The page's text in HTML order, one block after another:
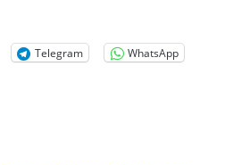
Telegram WhatsApp